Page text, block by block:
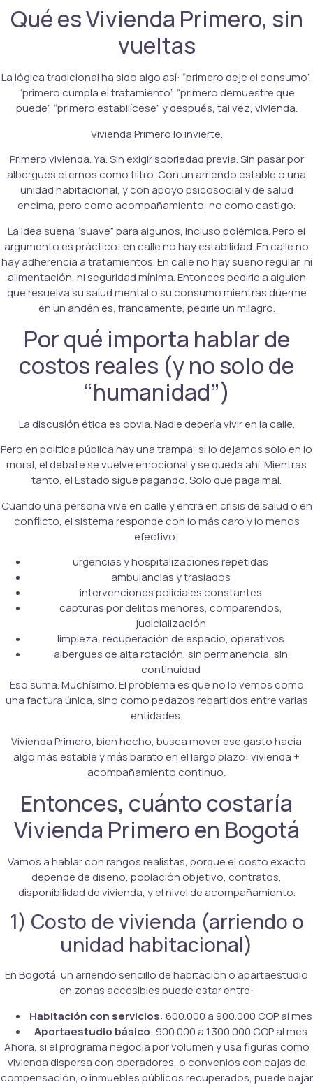
Qué es Vivienda Primero, sin
vueltas
La lógica tradicional ha sido algo así: “primero deje el consumo”,
“primero cumpla el tratamiento”, “primero demuestre que
puede”, “primero estabilícese” y después, tal vez, vivienda.
Vivienda Primero lo invierte.
Primero vivienda. Ya. Sin exigir sobriedad previa. Sin pasar por
albergues eternos como filtro. Con un arriendo estable o una
unidad habitacional, y con apoyo psicosocial y de salud
encima, pero como acompañamiento, no como castigo.
La idea suena “suave” para algunos, incluso polémica. Pero el
argumento es práctico: en calle no hay estabilidad. En calle no
hay adherencia a tratamientos. En calle no hay sueño regular, ni
alimentación, ni seguridad mínima. Entonces pedirle a alguien
que resuelva su salud mental o su consumo mientras duerme
en un andén es, francamente, pedirle un milagro.
Por qué importa hablar de
costos reales (y no solo de
“humanidad”)
La discusión ética es obvia. Nadie debería vivir en la calle.
Pero en política pública hay una trampa: si lo dejamos solo en lo
moral, el debate se vuelve emocional y se queda ahí. Mientras
tanto, el Estado sigue pagando. Solo que paga mal.
Cuando una persona vive en calle y entra en crisis de salud o en
conflicto, el sistema responde con lo más caro y lo menos
efectivo:
urgencias y hospitalizaciones repetidas
ambulancias y traslados
intervenciones policiales constantes
capturas por delitos menores, comparendos,
judicialización
limpieza, recuperación de espacio, operativos
albergues de alta rotación, sin permanencia, sin
continuidad
Eso suma. Muchísimo. El problema es que no lo vemos como
una factura única, sino como pedazos repartidos entre varias
entidades.
Vivienda Primero, bien hecho, busca mover ese gasto hacia
algo más estable y más barato en el largo plazo: vivienda +
acompañamiento continuo.
Entonces, cuánto costaría
Vivienda Primero en Bogotá
Vamos a hablar con rangos realistas, porque el costo exacto
depende de diseño, población objetivo, contratos,
disponibilidad de vivienda, y el nivel de acompañamiento.
1) Costo de vivienda (arriendo o
unidad habitacional)
En Bogotá, un arriendo sencillo de habitación o apartaestudio
en zonas accesibles puede estar entre:
Habitación con servicios: 600.000 a 900.000 COP al mes
Aportaestudio básico: 900.000 a 1.300.000 COP al mes
Ahora, si el programa negocia por volumen y usa figuras como
vivienda dispersa con operadores, o convenios con cajas de
compensación, o inmuebles públicos recuperados, puede bajar